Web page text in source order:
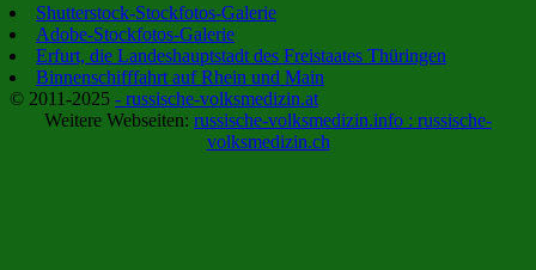
Shutterstock-Stockfotos-Galerie
Adobe-Stockfotos-Galerie
Erfurt, die Landeshauptstadt des Freistaates Thüringen
Binnenschifffahrt auf Rhein und Main
© 2011-2025 - russische-volksmedizin.at
Weitere Webseiten: russische-volksmedizin.info : russische-
volksmedizin.ch